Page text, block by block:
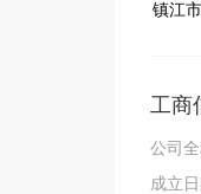
镇江
工商
公司全
成立日